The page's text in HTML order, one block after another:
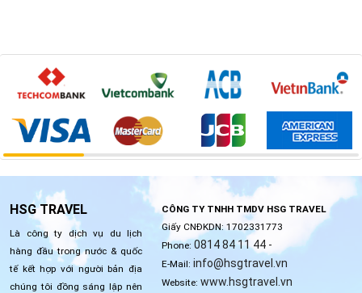
HSG TRAVEL
Là công ty dịch vụ du lịch
hàng đầu trong nước & quốc
tế kết hợp với người bản địa
chúng tôi đồng sáng lập nên
CÔNG TY TNHH TMDV HSG TRAVEL
Giấy CNĐKDN: 1702331773
Phone:0814 84 11 44 -
E-Mail:info@hsgtravel.vn
Website:www.hsgtravel.vn